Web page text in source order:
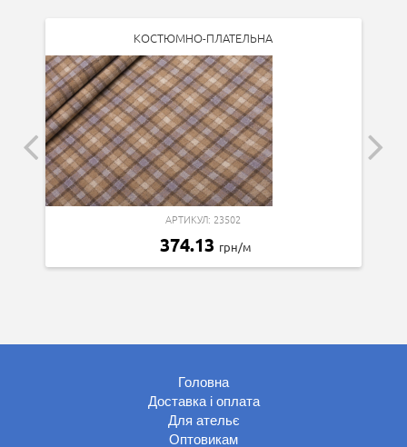
КОСТЮМНО-ПЛАТЕЛЬНА
АРТИКУЛ: 23502
374.13 грн/м
Головна
Доставка і оплата
Для ательє
Оптовикам